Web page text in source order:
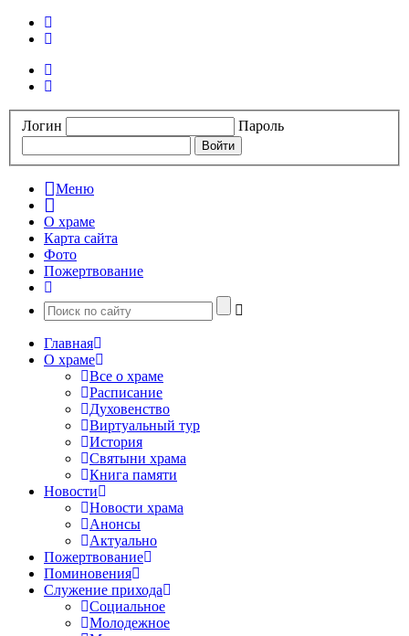
Логин Пароль
Меню
О храме
Карта сайта
Фото
Пожертвование
Главная
О храме
Все о храме
Расписание
Духовенство
Виртуальный тур
История
Святыни храма
Книга памяти
Новости
Новости храма
Анонсы
Актуально
Пожертвование
Поминовения
Служение прихода
Социальное
Молодежное